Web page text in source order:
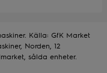
Källa: GfK Market
Norden, 12
sålda enheter.